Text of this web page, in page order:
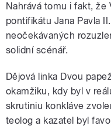
Nahrává tomu i fakt, že
pontifikátu Jana Pavla
neočekávaných
solidní scénář.
Dějová linka Dvou
okamžiku, kdy byl v
skrutiniu konkláve
teolog a kazatel byl